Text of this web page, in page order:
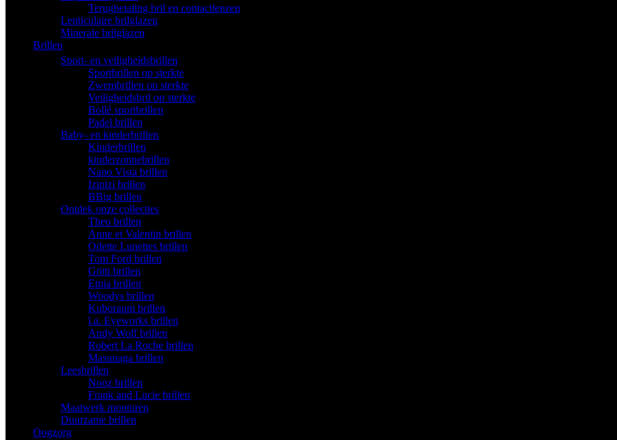
Terugbetaling bril en contactlenzen
Lenticulaire brilglazen
Minerale brilglazen
Brillen
Sport- en veiligheidsbrillen
Sportbrillen op sterkte
Zwembrillen op sterkte
Veiligheidsbril op sterkte
Bollé sportbrillen
Padel brillen
Baby- en kinderbrillen
Kinderbrillen
kinderzonnebrillen
Nano Vista brillen
Izipizi brillen
BBig brillen
Ontdek onze collecties
Theo brillen
Anne et Valentin brillen
Odette Lunettes brillen
Tom Ford brillen
Götti brillen
Etnia brillen
Woodys brillen
Kuboraum brillen
l.a. Eyeworks brillen
Andy Wolf brillen
Robert La Roche brillen
Masunaga brillen
Leesbrillen
Nooz brillen
Frank and Lucie brillen
Maatwerk monturen
Duurzame brillen
Oogzorg